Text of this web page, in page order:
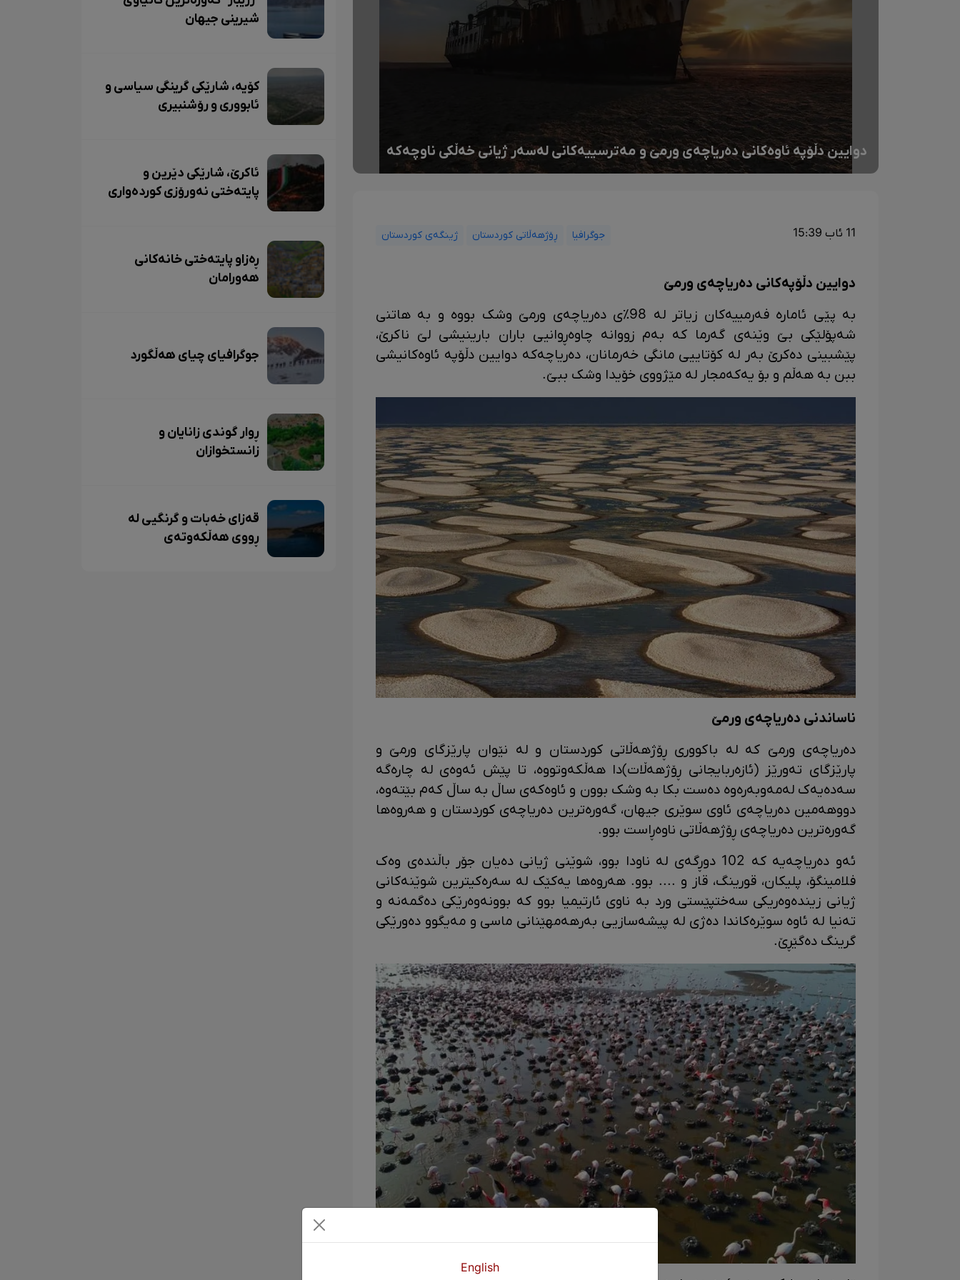
دوایین دڵۆپە ئاوەکانی دەریاچەی ورمێ و مەترسییەکانی لەسەر ژیانی خەڵکی ناوچەکە
11 ئاب 15:39 جوگرافیا ڕۆژهەڵاتی کوردستان ژینگەی کوردستان
دوایین دڵۆپەکانی دەریاچەی ورمێ
بە پێی ئامارە فەرمییەکان زیاتر لە 98٪ی دەریاچەی ورمێ وشک بووە و بە هاتنی
شەپۆلێکی بێ وێنەی گەرما کە بەم زووانە چاوەڕوانیی باران بارینیشی لێ ناکرێ،
پێشبینی دەکرێ بەر لە کۆتاییی مانگی خەرمانان، دەریاچەکە دوایین دڵۆپە ئاوەکانیشی
ببن بە هەڵم و بۆ یەکەمجار لە مێژووی خۆیدا وشک ببێ.
ناساندنی دەریاچەی ورمێ
دەریاچەی ورمێ کە لە باکووری ڕۆژهەڵاتی کوردستان و لە نێوان پارێزگای ورمێ و
پارێزگای تەورێز (ئازەربایجانی ڕۆژهەڵات)دا هەڵکەوتووە، تا پێش ئەوەی لە چارەگە
سەدەیەک لەمەوبەرەوە دەست بکا بە وشک بوون و ئاوەکەی ساڵ بە ساڵ کەم بێتەوە،
دووهەمین دەریاچەی ئاوی سوێری جیهان، گەورەترین دەریاچەی کوردستان و هەروەها
گەورەترین دەریاچەی ڕۆژهەڵاتی ناوەڕاست بوو.
ئەو دەریاچەیە کە 102 دوڕگەی لە ناودا بوو، شوێنی ژیانی دەیان جۆر باڵندەی وەک
فلامینگۆ، پلیکان، قورینگ، قاز و .... بوو. هەروەها یەکێک لە سەرەکیترین شوێنەکانی
ژیانی زیندەوەریکی سەختپێستی ورد بە ناوی ئارتیمیا بوو کە بوونەوەرێکی دەگمەنە و
تەنیا لە ئاوە سوێرەکاندا دەژی لە پیشەسازیی بەرهەمهێنانی ماسی و مەیگوو دەورێکی
گرینگ دەگێڕێ.
شیرینی جیهان
کۆیە، شارێکی گرینگی سیاسی و
ئابووری و رۆشنبیری
ئاکرێ، شارێکی دێرین و
پایتەختی نەورۆزی کوردەواری
ڕەزاو پایتەختی خانەکانی
هەورامان
جوگرافیای چیای هەڵگورد
ڕوار گوندی زانایان و
زانستخوازان
قەزای خەبات و گرنگیی لە
ڕووی هەڵکەوتەی
English